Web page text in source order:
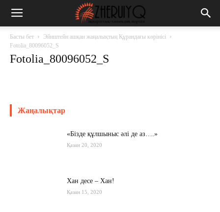
Басты бет
Эйнштейн ашқан жаңалықтың Құрандағы көрінісі
Fotolia_80096052_S
Fotolia_80096052_S
Жаңалықтар
«Бізде құлшыныс әлі де аз….»
Қазан 20, 2020
Хан десе – Хан!
Қазан 15, 2020